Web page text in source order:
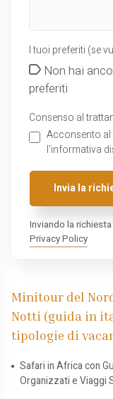
I tuoi preferiti (se
Non hai
preferiti
Consenso al
Acconsento
l'informativa
Invia la
Inviando la
Privacy Policy
Minitour del
Notti (guida in
tipologie di
Safari in Africa con
Organizzati e Viaggi